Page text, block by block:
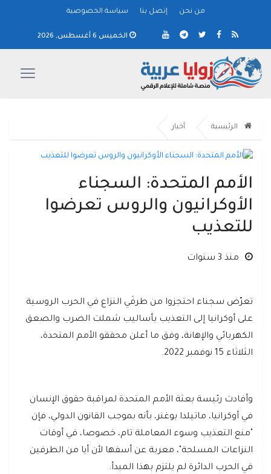
من نحن إتصل بنا سياسة الخصوصية
الخميس 6 أغسطس, 2026
الرئيسية أخبار
الأمم المتحدة: السجناء
الأوكرانيون والروس تعرضوا
للتعذيب
منذ 3 سنوات
تعرّض سجناء احتجزوا من طرفَي النزاع في الحرب الروسية
على أوكرانيا إلى التعذيب بأساليب شملت الضرب والصعق
الكهربائي والإهانة، وفق ما أعلن محققو الأمم المتحدة،
الثلاثاء 15 نوفمبر 2022.
وأفادت رئيسة بعثة الأمم المتحدة لمراقبة حقوق الإنسان
في أوكرانيا، ماتيلدا بوغنر، بأنه بموجب القانون الدولي، فإن
"منع التعذيب وسوء المعاملة تام، خصوصا، في أوقات
النزاعات المسلحة"، معربة عن أسفها لأن أيا من الطرفين
في الحرب الدائرة لم يلتزم بهذا المبدأ.